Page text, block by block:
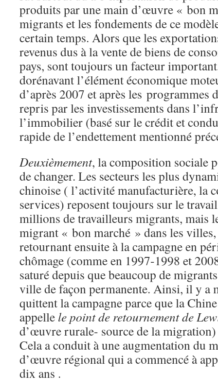
produits par une main d’œuvre « bon
migrants et les fondements de ce
certain temps. Alors que les
revenus dus à la vente de biens de
pays, sont toujours un facteur
dorénavant l’élément économique
d’après 2007 et après les programmes
repris par les investissements dans
l’immobilier (basé sur le crédit et
rapide de l’endettement mentionné
Deuxièmement, la composition sociale
de changer. Les secteurs les plus
chinoise ( l’activité manufacturière, la
services) reposent toujours sur le
millions de travailleurs migrants, mais
migrant « bon marché » dans les
retournant ensuite à la campagne en
chômage (comme en 1997-1998 et
saturé depuis que beaucoup de
ville de façon permanente. Ainsi, il y a
quittent la campagne parce que la
appelle le point de retournement de
d’œuvre rurale- source de la
Cela a conduit à une augmentation du
d’œuvre régional qui a commencé à
dix ans .